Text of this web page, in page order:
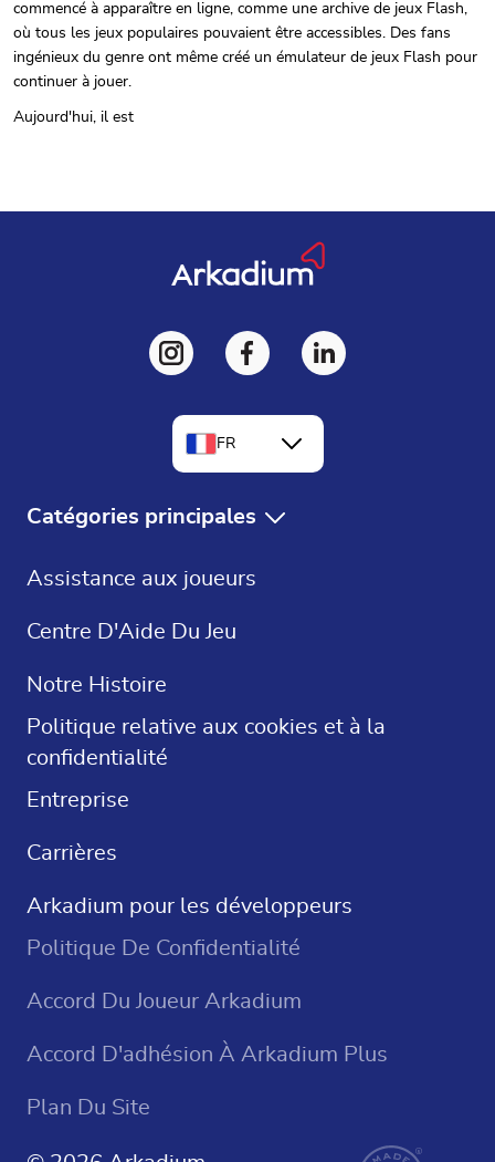
commencé à apparaître en ligne, comme une archive de jeux Flash,
où tous les jeux populaires pouvaient être accessibles. Des fans
ingénieux du genre ont même créé un émulateur de jeux Flash pour
continuer à jouer.
Aujourd'hui, il est
Catégories principales
Sudoku
Assistance aux joueurs
Centre D'Aide Du Jeu
Notre Histoire
Politique relative aux cookies et à la
confidentialité
FR
ES
Entreprise
Carrières
Arkadium pour les développeurs
Politique De Confidentialité
Accord Du Joueur Arkadium
Accord D'adhésion À Arkadium Plus
Plan Du Site